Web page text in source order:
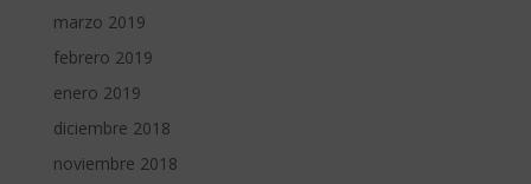
marzo 2019
febrero 2019
enero 2019
diciembre 2018
noviembre 2018